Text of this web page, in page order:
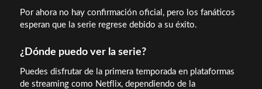
Por ahora no hay confirmación oficial, pero los fanáticos
esperan que la serie regrese debido a su éxito.
¿Dónde puedo ver la serie?
Puedes disfrutar de la primera temporada en plataformas
de streaming como Netflix, dependiendo de la